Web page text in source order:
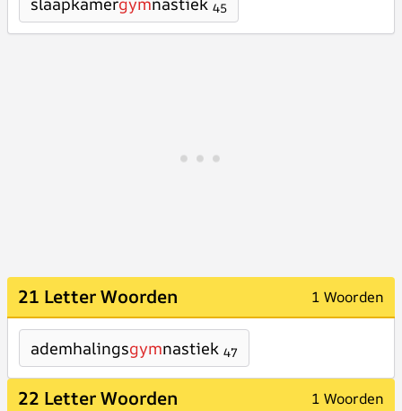
45
21 Letter Woorden 1 Woorden
ademhalingsgymnastiek 47
22 Letter Woorden 1 Woorden